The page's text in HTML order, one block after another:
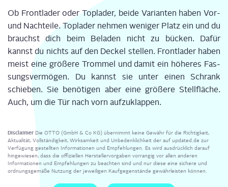
Ob Front­la­der oder Top­la­der, bei­de Vari­an­ten haben Vor-
und Nach­tei­le. Top­la­der neh­men weni­ger Platz ein und du
brauchst dich beim Bela­den nicht zu bücken. Dafür
kannst du nichts auf den Deckel stel­len. Front­la­der haben
meist eine grö­ße­re Trom­mel und damit ein höhe­res Fas­
sungs­ver­mö­gen. Du kannst sie unter einen Schrank
schie­ben. Sie benö­ti­gen aber eine grö­ße­re Stell­flä­che.
Auch, um die Tür nach vorn aufzuklappen.
Disclaimer Die OTTO (GmbH & Co KG) übernimmt keine Gewähr für die Richtigkeit,
Aktualität, Vollständigkeit, Wirksamkeit und Unbedenklichkeit der auf updated.de zur
Verfügung gestellten Informationen und Empfehlungen. Es wird ausdrücklich darauf
hingewiesen, dass die offiziellen Herstellervorgaben vorrangig vor allen anderen
Informationen und Empfehlungen zu beachten sind und nur diese eine sichere und
ordnungsgemäße Nutzung der jeweiligen Kaufgegenstände gewährleisten können.